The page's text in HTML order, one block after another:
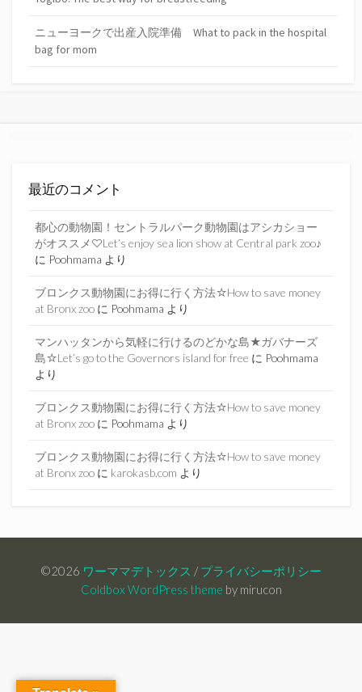
ニューヨークで出産入院準備 What to pack in the hospital
bag for mom
最近のコメント
都心の動物園！セントラルパーク動物園はアシカショー
がオススメ♡Let’s enjoy sea lion show at Central park zoo♪
に Poohmama より
ブロンクス動物園にお得に行く方法☆How to save money
at Bronx zoo に Poohmama より
マンハッタンから気軽に行けるのどかな島★ガバナーズ
島☆Let’s go to the Governors island for free に Poohmama
より
ブロンクス動物園にお得に行く方法☆How to save money
at Bronx zoo に Poohmama より
ブロンクス動物園にお得に行く方法☆How to save money
at Bronx zoo に karokasb.com より
©2026 ワーママデトックス / プライバシーポリシー
Coldbox WordPress theme by mirucon